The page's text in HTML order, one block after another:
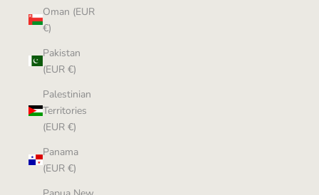
Oman (EUR
€)
Pakistan
(EUR €)
Palestinian
Territories
(EUR €)
Panama
(EUR €)